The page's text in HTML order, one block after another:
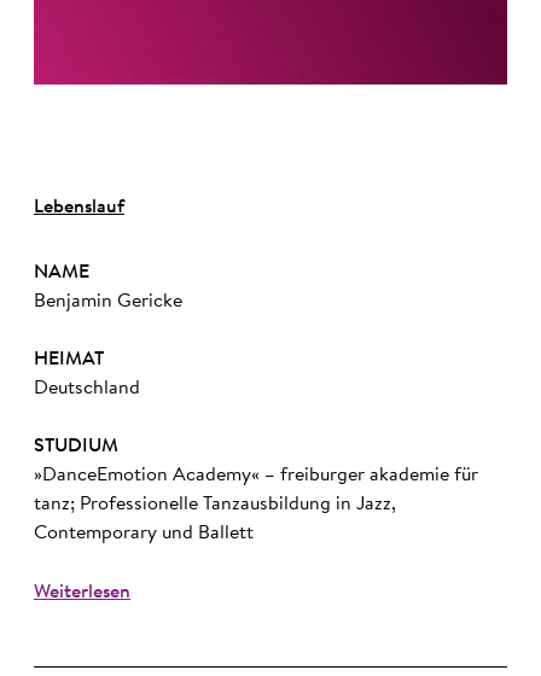
Lebenslauf
NAME
Benjamin Gericke
HEIMAT
Deutschland
STUDIUM
»DanceEmotion Academy« – freiburger akademie für
tanz; Professionelle Tanzausbildung in Jazz,
Contemporary und Ballett
Weiterlesen